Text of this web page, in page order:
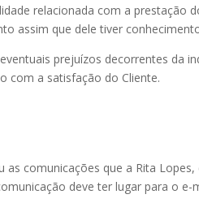
relacionada com a prestação
assim que dele tiver
prejuízos decorrentes da
com a satisfação do Cliente.
comunicações que a Rita
deve ter lugar para o